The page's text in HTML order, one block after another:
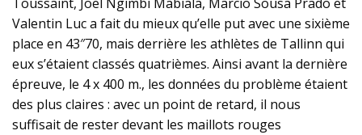
Valentin Luc a fait du mieux qu’elle put avec une sixième
place en 43″70, mais derrière les athlètes de Tallinn qui
eux s’étaient classés quatrièmes. Ainsi avant la dernière
épreuve, le 4 x 400 m., les données du problème étaient
des plus claires : avec un point de retard, il nous
suffisait de rester devant les maillots rouges